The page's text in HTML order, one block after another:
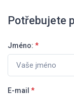
Potřebujete
Jméno: *
E-mail *